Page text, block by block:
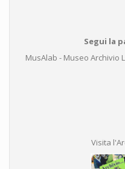
Segui la
MusAlab - Museo Archivio
Visita